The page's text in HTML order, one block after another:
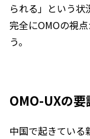
られる」という状
完全にOMOの視
う。
OMO-UXの要
中国で起きている